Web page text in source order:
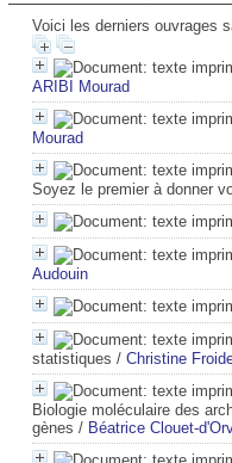
Voici les derniers ouvrages
ARIBI Mourad
Mourad
Soyez le premier à donner
Audouin
statistiques / Christine
Biologie moléculaire des
gènes / Béatrice Clouet-